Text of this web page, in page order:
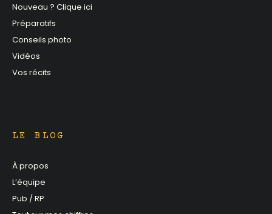
Nouveau ? Clique ici
Préparatifs
Conseils photo
Vidéos
Vos récits
LE BLOG
À propos
L’équipe
Pub / RP